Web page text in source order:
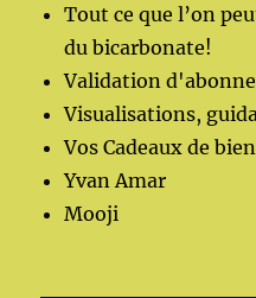
Tout ce que l’on
du bicarbonate!
Validation
Visualisations,
Vos Cadeaux de
Yvan Amar
Mooji